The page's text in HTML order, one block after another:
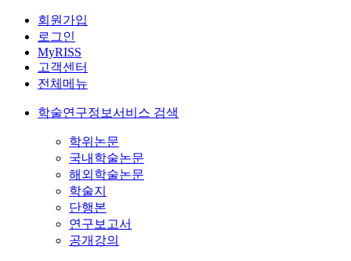
회원가입
로그인
MyRISS
고객센터
전체메뉴
학술연구정보서비스 검색
학위논문
국내학술논문
해외학술논문
학술지
단행본
연구보고서
공개강의